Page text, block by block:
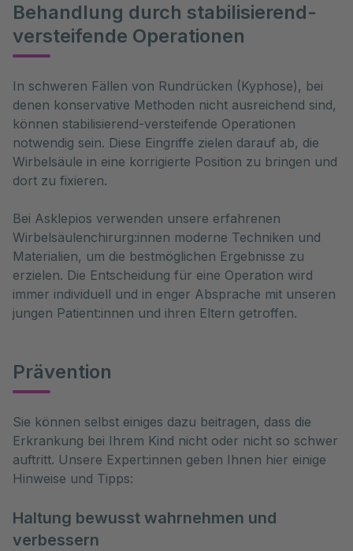
Behandlung durch stabilisierend-
versteifende Operationen
In schweren Fällen von Rundrücken (Kyphose), bei
denen konservative Methoden nicht ausreichend sind,
können stabilisierend-versteifende Operationen
notwendig sein. Diese Eingriffe zielen darauf ab, die
Wirbelsäule in eine korrigierte Position zu bringen und
dort zu fixieren.
Bei Asklepios verwenden unsere erfahrenen
Wirbelsäulenchirurg:innen moderne Techniken und
Materialien, um die bestmöglichen Ergebnisse zu
erzielen. Die Entscheidung für eine Operation wird
immer individuell und in enger Absprache mit unseren
jungen Patient:innen und ihren Eltern getroffen.
Prävention
Sie können selbst einiges dazu beitragen, dass die
Erkrankung bei Ihrem Kind nicht oder nicht so schwer
auftritt. Unsere Expert:innen geben Ihnen hier einige
Hinweise und Tipps:
Haltung bewusst wahrnehmen und
verbessern